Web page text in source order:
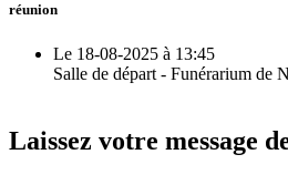
réunion
Le 18-08-2025 à 13:45
Salle de départ - Funérarium de
Laissez votre message